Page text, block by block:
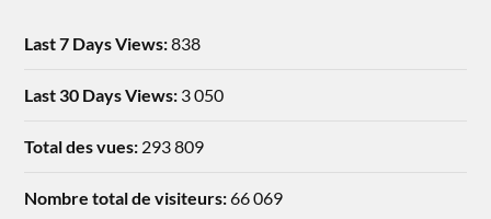
Last 7 Days Views:838
Last 30 Days Views: 3 050
Total des vues: 293 809
Nombre total de visiteurs:66 069